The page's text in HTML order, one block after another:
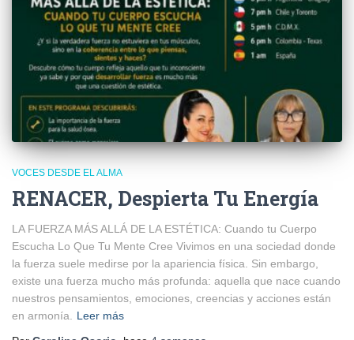
VOCES DESDE EL ALMA
RENACER, Despierta Tu Energía
LA FUERZA MÁS ALLÁ DE LA ESTÉTICA: Cuando tu Cuerpo
Escucha Lo Que Tu Mente Cree Vivimos en una sociedad donde
la fuerza suele medirse por la apariencia física. Sin embargo,
existe una fuerza mucho más profunda: aquella que nace cuando
nuestros pensamientos, emociones, creencias y acciones están
en armonía. Leer más